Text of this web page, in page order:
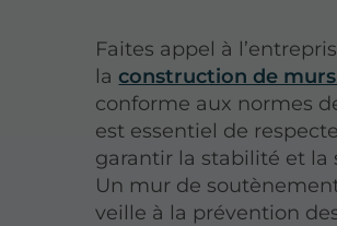
Faites appel à
laconstruction de
conforme aux normes
est essentiel de
garantir la stabilité et la
Un mur de
veille à la prévention